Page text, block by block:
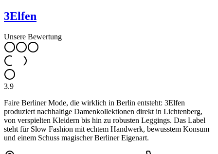
3Elfen
Unsere Bewertung
3.9
Faire Berliner Mode, die wirklich in Berlin entsteht: 3Elfen
produziert nachhaltige Damenkollektionen direkt in Lichtenberg,
von verspielten Kleidern bis hin zu robusten Leggings. Das Label
steht für Slow Fashion mit echtem Handwerk, bewusstem Konsum
und einem Schuss magischer Berliner Eigenart.